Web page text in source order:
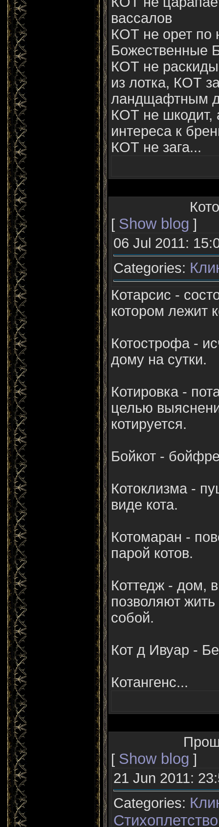
вассалов
КОТ не орет по
Божественные
КОТ не
из лотка, КОТ
ландщафтным
КОТ не шкодит,
интереса к
КОТ не зага...
[ Show blog ]
06 Jul 2011:
Categories:
Котарсис -
котором лежит
Котострофа -
дому на сутки.
Котировка -
целью
котируется.
Бойкот -
Котоклизма -
виде кота.
Котомаран -
парой котов.
Коттедж - дом,
позволяют
собой.
Кот д Ивуар -
Котангенс...
[ Show blog ]
21 Jun 2011:
Categories:
Стихоплетство